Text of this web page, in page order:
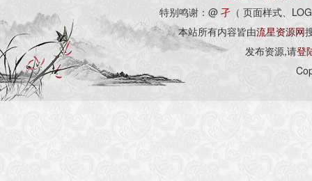
特别鸣谢：@ 孑 （ 页面样式、
本站所有内容皆由流星资源网
发布资源,请登